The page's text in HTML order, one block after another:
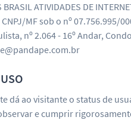
ATIVIDADES DE
MF sob o nº 07.756.995/
nº 2.064 - 16º Andar,
dá ao visitante o status de
e cumprir